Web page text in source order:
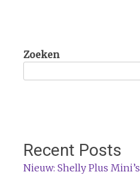
Zoeken
Recent Posts
Nieuw: Shelly Plus Mini’s